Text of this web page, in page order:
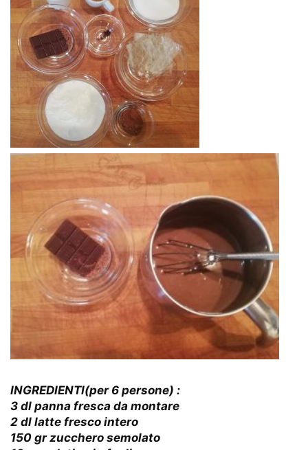
INGREDIENTI(per 6 persone) :
3 dl panna fresca da montare
2 dl latte fresco intero
150 gr zucchero semolato